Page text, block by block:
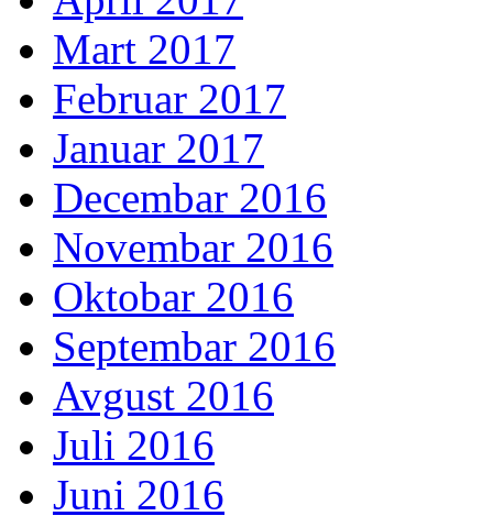
Mart 2017
Februar 2017
Januar 2017
Decembar 2016
Novembar 2016
Oktobar 2016
Septembar 2016
Avgust 2016
Juli 2016
Juni 2016